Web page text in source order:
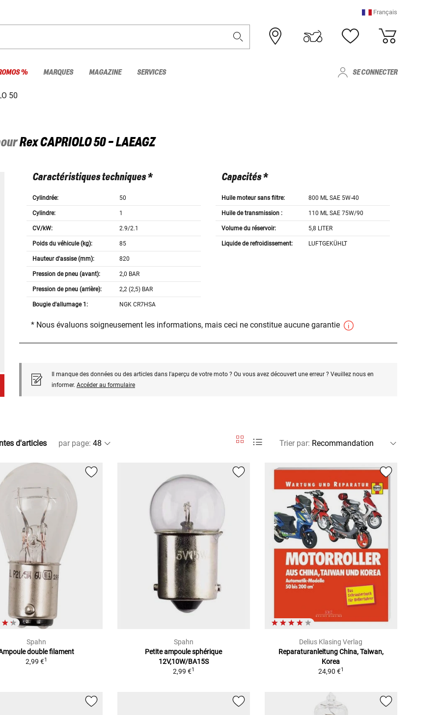
Français
% MARQUES MAGAZINE SERVICES SE CONNECTER
50
RexCAPRIOLO 50 - LAEAGZ
Caractéristiques techniques *
Cylindrée: 50
Cylindre: 1
CV/kW: 2.9/2.1
Poids du véhicule (kg): 85
Hauteur d'assise (mm): 820
Pression de pneu (avant): 2,0 BAR
Pression de pneu (arrière): 2,2 (2,5) BAR
Bougie d'allumage 1: NGK CR7HSA
Capacités *
Huile moteur sans filtre: 800 ML SAE 5W-40
Huile de transmission : 110 ML SAE 75W/90
Volume du réservoir: 5,8 LITER
Liquide de refroidissement: LUFTGEKÜHLT
* Nous évaluons soigneusement les informations, mais ceci ne constitue aucune garantie
Il manque des données ou des articles dans l'aperçu de votre moto ? Ou vous avez découvert une erreur ? Veuillez nous en
informer. Accéder au formulaire
d'articles par page: Trier par:
Spahn
double filament
2,99 €1
Spahn
Petite ampoule sphérique
12V,10W/BA15S
2,99 €1
Delius Klasing Verlag
Reparaturanleitung China, Taiwan,
Korea
24,90 €1